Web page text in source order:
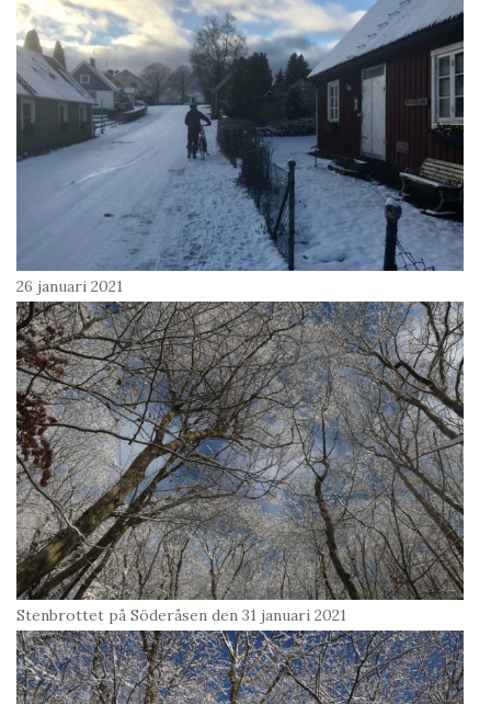
26 januari 2021
Stenbrottet på Söderåsen den 31 januari 2021